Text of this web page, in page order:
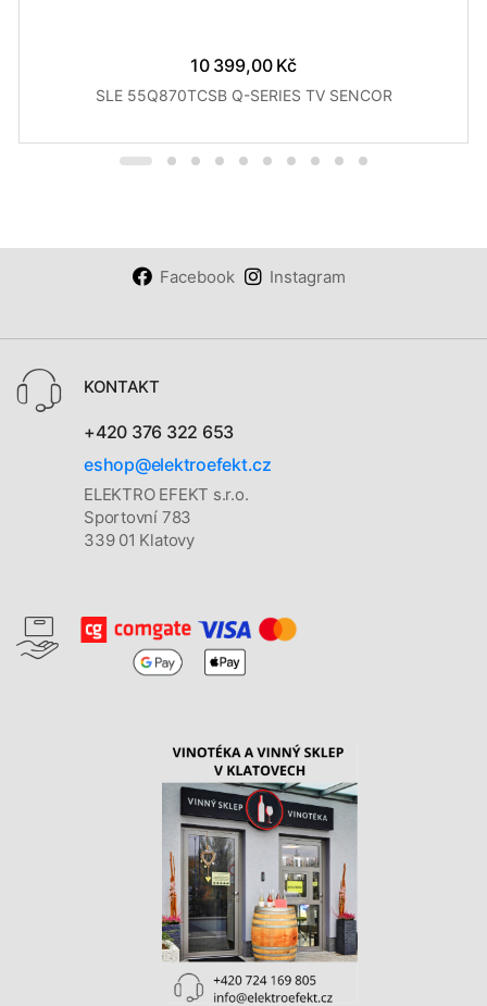
10 399,00 Kč
SLE 55Q870TCSB Q-SERIES TV SENCOR
Facebook Instagram
KONTAKT
+420 376 322 653
eshop@elektroefekt.cz
ELEKTRO EFEKT s.r.o.
Sportovní 783
339 01 Klatovy